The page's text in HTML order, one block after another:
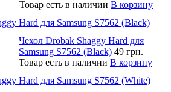
Товар есть в наличии В корзину
Hard для Samsung S7562 (Black)
Чехол Drobak Shaggy Hard для
Samsung S7562 (Black) 49 грн.
Товар есть в наличии В корзину
Hard для Samsung S7562 (White)